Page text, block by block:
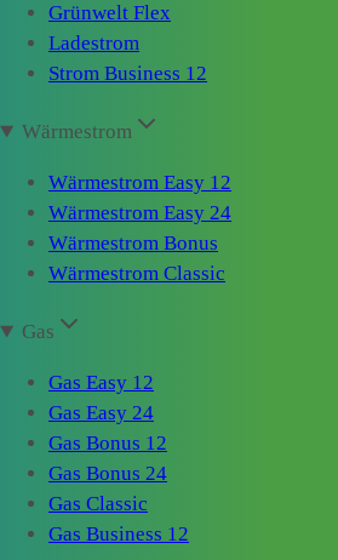
Grünwelt Flex
Ladestrom
Strom Business 12
Wärmestrom
Wärmestrom Easy 12
Wärmestrom Easy 24
Wärmestrom Bonus
Wärmestrom Classic
Gas
Gas Easy 12
Gas Easy 24
Gas Bonus 12
Gas Bonus 24
Gas Classic
Gas Business 12